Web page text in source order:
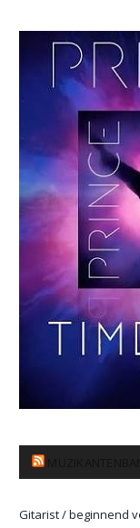
Gitarist / beginnend